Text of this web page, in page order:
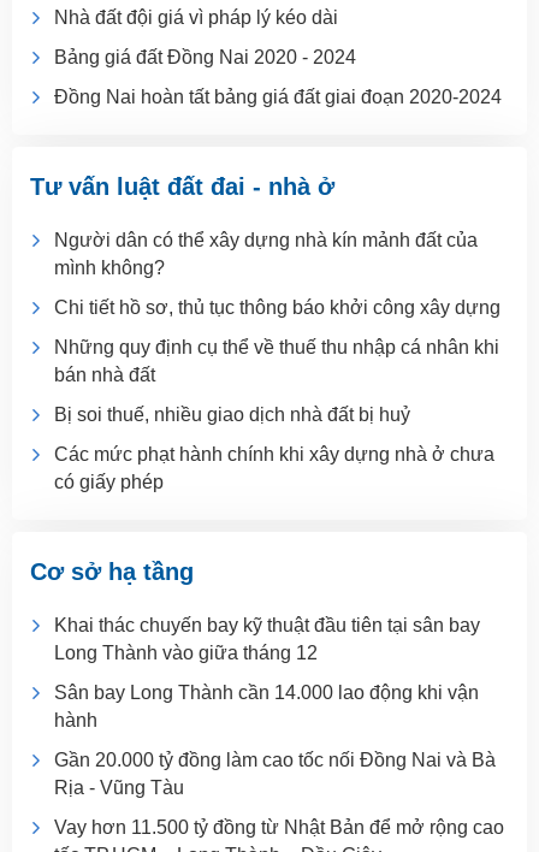
Nhà đất đội giá vì pháp lý kéo dài
Bảng giá đất Đồng Nai 2020 - 2024
Đồng Nai hoàn tất bảng giá đất giai đoạn 2020-2024
Tư vấn luật đất đai - nhà ở
Người dân có thể xây dựng nhà kín mảnh đất của
mình không?
Chi tiết hồ sơ, thủ tục thông báo khởi công xây dựng
Những quy định cụ thể về thuế thu nhập cá nhân khi
bán nhà đất
Bị soi thuế, nhiều giao dịch nhà đất bị huỷ
Các mức phạt hành chính khi xây dựng nhà ở chưa
có giấy phép
Cơ sở hạ tầng
Khai thác chuyến bay kỹ thuật đầu tiên tại sân bay
Long Thành vào giữa tháng 12
Sân bay Long Thành cần 14.000 lao động khi vận
hành
Gần 20.000 tỷ đồng làm cao tốc nối Đồng Nai và Bà
Rịa - Vũng Tàu
Vay hơn 11.500 tỷ đồng từ Nhật Bản để mở rộng cao